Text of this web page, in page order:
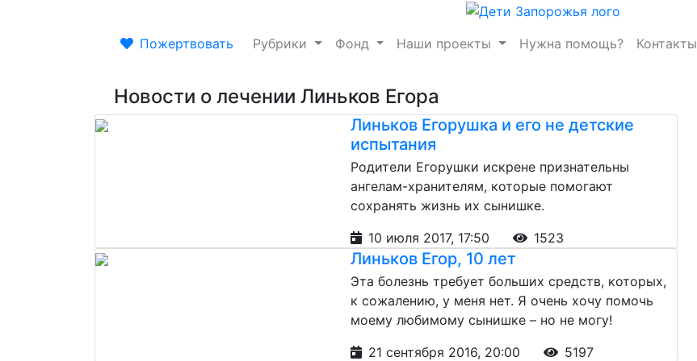
Пожертвовать Рубрики Фонд Наши проекты Нужна помощь? Контакты
Новости о лечении Линьков Егора
Линьков Егорушка и его не детские
испытания
Родители Егорушки искрене признательны
ангелам-хранителям, которые помогают
сохранять жизнь их сынишке.
10 июля 2017, 17:50
1523
Линьков Егор, 10 лет
Эта болезнь требует больших средств, которых,
к сожалению, у меня нет. Я очень хочу помочь
моему любимому сынишке – но не могу!
21 сентября 2016, 20:00
5197